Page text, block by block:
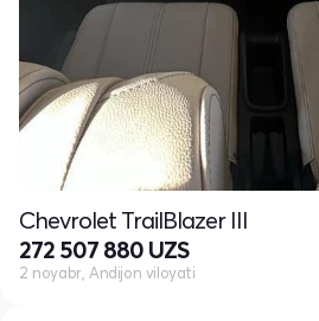
Chevrolet TrailBlazer III
272 507 880 UZS
2 noyabr, Andijon viloyati